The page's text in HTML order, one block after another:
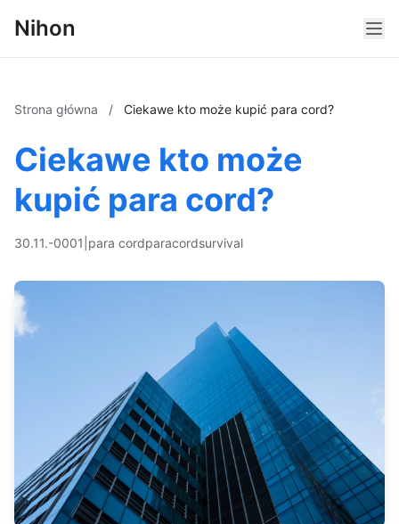
Nihon
Strona główna / Ciekawe kto może kupić para cord?
Ciekawe kto może
kupić para cord?
30.11.-0001 para cordparacordsurvival